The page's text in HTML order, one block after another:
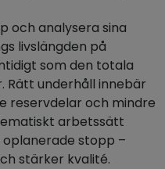
och analysera sina
livslängden på
som den totala
Rätt underhåll innebär
reservdelar och mindre
arbetssätt
stopp –
stärker kvalité.